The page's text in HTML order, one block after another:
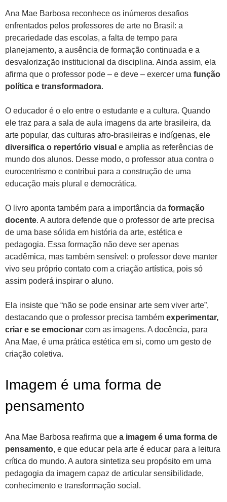
Ana Mae Barbosa reconhece os inúmeros desafios
enfrentados pelos professores de arte no Brasil: a
precariedade das escolas, a falta de tempo para
planejamento, a ausência de formação continuada e a
desvalorização institucional da disciplina. Ainda assim, ela
afirma que o professor pode – e deve – exercer uma função
política e transformadora.
O educador é o elo entre o estudante e a cultura. Quando
ele traz para a sala de aula imagens da arte brasileira, da
arte popular, das culturas afro-brasileiras e indígenas, ele
diversifica o repertório visual e amplia as referências de
mundo dos alunos. Desse modo, o professor atua contra o
eurocentrismo e contribui para a construção de uma
educação mais plural e democrática.
O livro aponta também para a importância da formação
docente. A autora defende que o professor de arte precisa
de uma base sólida em história da arte, estética e
pedagogia. Essa formação não deve ser apenas
acadêmica, mas também sensível: o professor deve manter
vivo seu próprio contato com a criação artística, pois só
assim poderá inspirar o aluno.
Ela insiste que “não se pode ensinar arte sem viver arte”,
destacando que o professor precisa também experimentar,
criar e se emocionar com as imagens. A docência, para
Ana Mae, é uma prática estética em si, como um gesto de
criação coletiva.
Imagem é uma forma de
pensamento
Ana Mae Barbosa reafirma que a imagem é uma forma de
pensamento, e que educar pela arte é educar para a leitura
crítica do mundo. A autora sintetiza seu propósito em uma
pedagogia da imagem capaz de articular sensibilidade,
conhecimento e transformação social.